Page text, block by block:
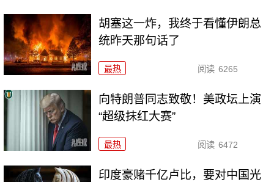
胡塞这一炸，我终于看懂伊朗总
统昨天那句话了
最热 阅读 6265
向特朗普同志致敬！美政坛上演
“超级抹红大赛”
最热 阅读 6472
印度豪赌千亿卢比，要对中国光